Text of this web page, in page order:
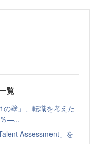
覧
の壁」、転職を考えた
％—...
Assessment」を